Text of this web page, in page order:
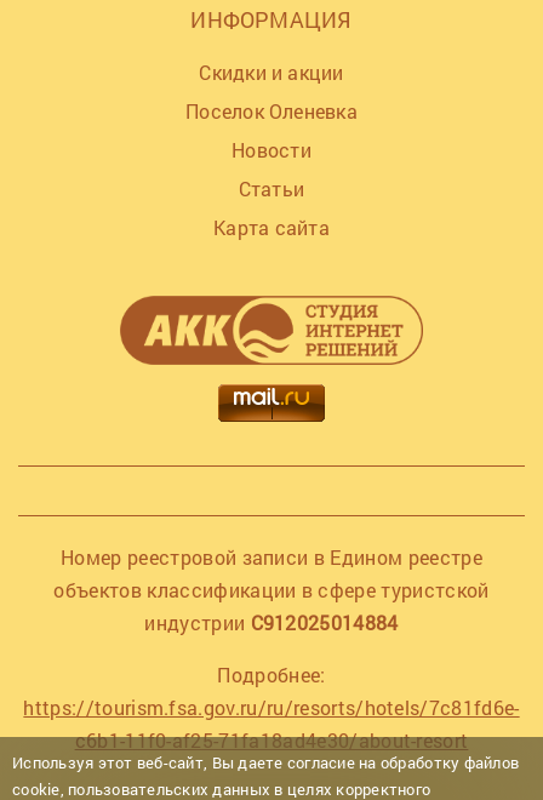
ИНФОРМАЦИЯ
Скидки и акции
Поселок Оленевка
Новости
Статьи
Карта сайта
Номер реестровой записи в Едином реестре
объектов классификации в сфере туристской
индустрии С912025014884
Подробнее:
https://tourism.fsa.gov.ru/ru/resorts/hotels/7c81fd6e-
c6b1-11f0-af25-71fa18ad4e30/about-resort
Используя этот веб-сайт, Вы даете согласие на обработку файлов
cookie, пользовательских данных в целях корректного